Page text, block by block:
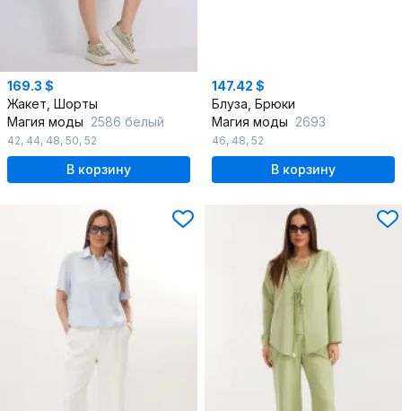
169.3 $
Жакет, Шорты
Магия моды 2586 белый
42, 44, 48, 50, 52
В корзину
147.42 $
Блуза, Брюки
Магия моды 2693
46, 48, 52
В корзину